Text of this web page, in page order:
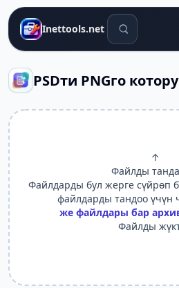
Inettools.net Издөө
PSDти PNGго
↑
Файлды
Файлдарды бул жерге сүйрөп
файлдарды тандоо үчүн
же файлдары бар
Файлды